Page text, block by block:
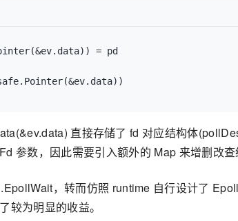
= pd
直接存储了 fd 对应结构体
参数，因此需要引入额外的 Map 来增删改查
，转而仿照 runtime 自行设计了
较为明显的收益。